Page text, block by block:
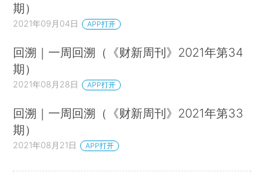
期）
2021年09月04日 APP打开
回溯｜一周回溯（《财新周刊》2021年第34
期）
2021年08月28日 APP打开
回溯｜一周回溯（《财新周刊》2021年第33
期）
2021年08月21日 APP打开